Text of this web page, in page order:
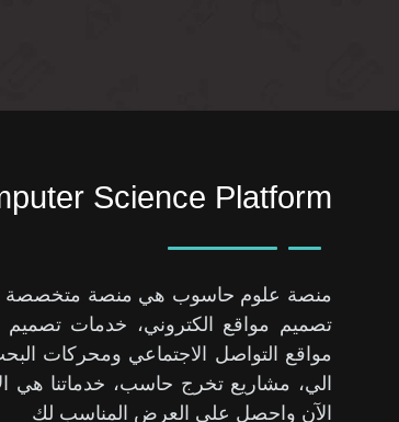
Science Platform
منصة علوم حاسوب هي منصة متخصصة في
تصميم مواقع الكتروني، خدمات تصميم
مواقع التواصل الاجتماعي ومحركات
الي، مشاريع تخرج حاسب، خدماتنا هي
الآن واحصل على العرض المناسب لك